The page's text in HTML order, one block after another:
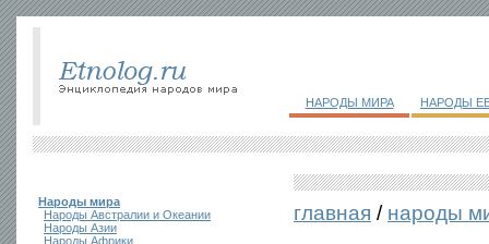
НАРОДЫ МИРА НАРОДЫ
Народы мира
Народы Австралии и Океании
Народы Азии
Народы Африки
главная / народы